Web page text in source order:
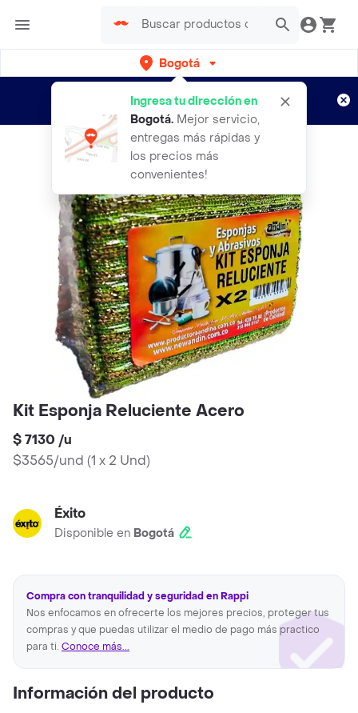
Bogotá
Ingresa tu dirección en
Bogotá. Mejor servicio,
entregas más rápidas y
los precios más
convenientes!
envíos gratis por semanas
Aplican TyC
Kit Esponja Reluciente Acero
$ 7130 /u
$3565/und (1 x 2 Und)
Éxito
Disponible en Bogotá
Compra con tranquilidad y seguridad en Rappi
Nos enfocamos en ofrecerte los mejores precios, proteger tus
compras y que puedas utilizar el medio de pago más practico
para ti. Conoce más...
Información del producto